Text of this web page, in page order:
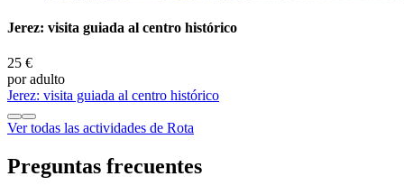
Jerez: visita guiada al centro histórico
25 €
por adulto
Jerez: visita guiada al centro histórico
Ver todas las actividades de Rota
Preguntas frecuentes